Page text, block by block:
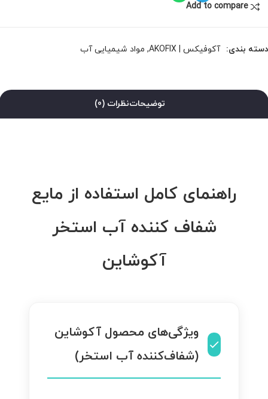
Add to compare
بندی: آکوفیکس | AKOFIX , مواد شیمیایی آب
توضیحاتنظرات (0)
راهنمای کامل استفاده از مایع
شفاف کننده آب استخر
آکوشاین
ویژگی‌های محصول آکوشاین
(شفاف‌کننده آب استخر)